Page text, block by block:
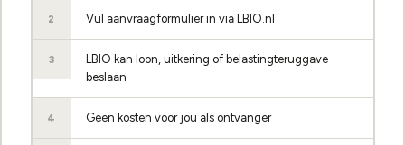
2 Vul aanvraagformulier in via LBIO.nl
3
LBIO kan loon, uitkering of belastingteruggave
beslaan
4 Geen kosten voor jou als ontvanger